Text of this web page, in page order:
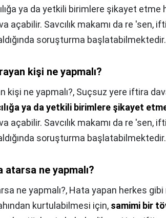
ya da yetkili birimlere şikayet etme
açabilir. Savcılık makamı da re 'sen,
soruşturma başlatabilmektedir.
kişi ne yapmalı?
kişi ne yapmalı?, Suçsuz yere iftira
ya da yetkili birimlere şikayet
açabilir. Savcılık makamı da re 'sen,
soruşturma başlatabilmektedir.
ne yapmalı?
ne yapmalı?, Hata yapan herkes
kurtulabilmesi için, samimi bir